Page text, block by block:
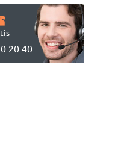
20 40